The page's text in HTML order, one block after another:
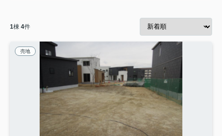
1棟 4件
売地